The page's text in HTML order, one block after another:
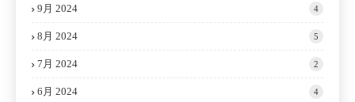
9月 2024 4
8月 2024 5
7月 2024 2
6月 2024 4